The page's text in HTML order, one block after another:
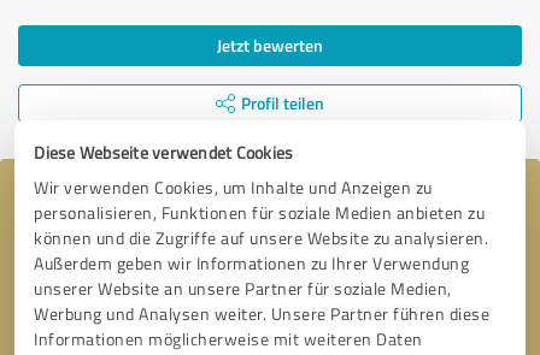
Diese Webseite verwendet Cookies
Wir verwenden Cookies, um Inhalte und Anzeigen zu
personalisieren, Funktionen für soziale Medien anbieten zu
können und die Zugriffe auf unsere Website zu analysieren.
Außerdem geben wir Informationen zu Ihrer Verwendung
unserer Website an unsere Partner für soziale Medien,
Werbung und Analysen weiter. Unsere Partner führen diese
Informationen möglicherweise mit weiteren Daten
Jetzt bewerten
Profil teilen
Ihre Nachricht an Varian Web